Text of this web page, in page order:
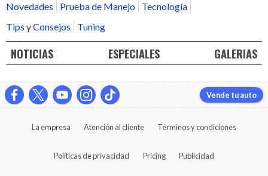
Novedades
Prueba de Manejo
Tecnología
Tips y Consejos
Tuning
NOTICIAS ESPECIALES GALERIAS
Vende tu auto
La empresa Atención al cliente Términos y condiciones
Políticas de privacidad Pricing Publicidad